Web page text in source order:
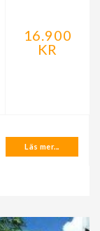
16.900
KR
Läs mer...